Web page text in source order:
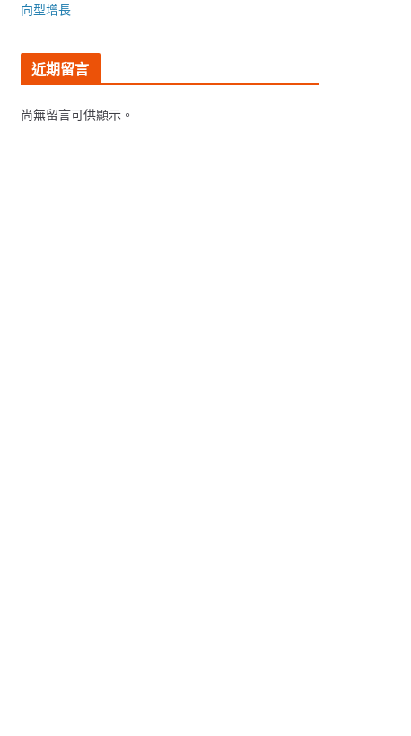
向型增長
近期留言
尚無留言可供顯示。